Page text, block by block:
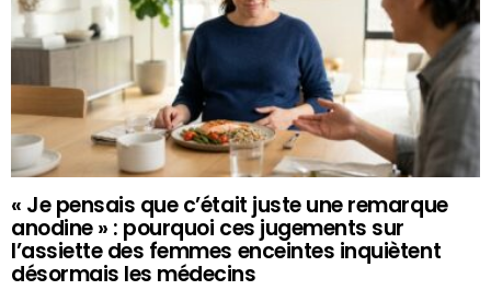
« Je pensais que c’était juste une remarque
anodine » : pourquoi ces jugements sur
l’assiette des femmes enceintes inquiètent
désormais les médecins